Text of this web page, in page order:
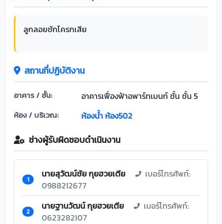
ลูกลอยชักโครกเสีย
สถานที่ปฏิบัติงาน
อาคาร / ชั้น: อาคารเฟื่องฟ้าอพาร์ทเมนท์ ชั้น ชั้น 5
ห้อง / บริเวณ: ห้องน้ำ ห้อง502
ช่างผู้รับผิดชอบดำเนินงาน
1 นายสุวัฒน์ชัย กุยฮวยเตีย
เบอร์โทรศัพท์:
0988212677
2 นายฐานวัฒน์ กุยฮวยเตีย
เบอร์โทรศัพท์:
0623282107